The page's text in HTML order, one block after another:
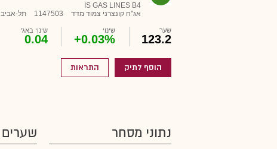
IS GAS LINES B4
אג"ח קונצרני צמוד מדד
1147503 תל-אביב
שער
123.2
שינוי
+0.03%
שינוי באג'
0.04
הוסף לתיק התראות
נתוני מסחר שערים